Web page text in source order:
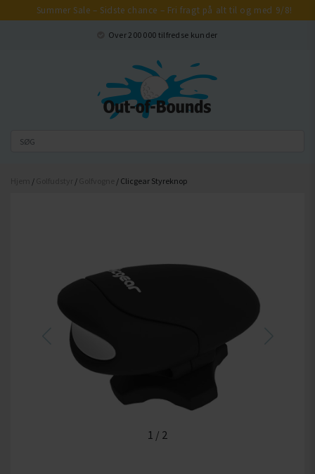
Summer Sale – Sidste chance – Fri fragt på alt til og med 9/8!
Over 200 000 tilfredse kunder
/ / / Clicgear Styreknop
1 / 2